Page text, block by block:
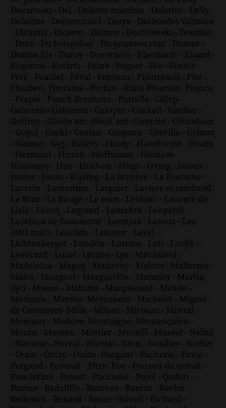
Decarreau - Del - Delarue mardrus - Delattre - Delly-
Delorme - Demercastel - Derys - Desbordes Valmore
- Dickens - Diderot - Dionne - Dostoïevski - Dourliac
- Droz - Du boisgobey - Du gouezou vraz - Dumas -
Dumas fils - Duruy - Duvernois - Eberhardt - Eluard -
Esquiros - Essarts - Fabre - Faguet - Fée - Fénice-
Féré - Feuillet - Féval - Feydeau - Filiatreault - Flat -
Flaubert- Fontaine - Forbin - Alain-Fournier- France
- Frapié - Funck Brentano - Futrelle - G@rp-
Gaboriau- Gaboriau - Galopin - Gaskell - Gautier -
Geffroy - Géode am- Géod´am- Girardin - Giraudoux
- Gogol - Gorki - Gozlan - Gragnon - Gréville - Grimm
- Guimet - Gyp- Halévy - Hardy - Hawthorne - Hearn
- Hermant - Hirsch - Hoffmann - Homère-
Houssaye - Huc - Huchon - Hugo - Irving - Jaloux -
James - Janin - Kipling - La bruyère - La Fontaine -
Lacroix - Lamartine - Larguier - Lavisse et rambaud-
Le Braz - Le Rouge - Le roux - Leblanc - Leconte de
Lisle - Lecoq - Legrand - Lemaître - Leopardi -
Leprince de Beaumont - Lermina - Leroux - Les
1001 nuits- Lesclide - Lesueur - Level -
Lichtenberger - London - Lorrain - Loti - Louÿs -
Lovecraft - Luzel - Lycaon- Lys - Machiavel -
Madeleine - Magog - Maizeroy - Malcor - Mallarmé -
Malot - Mangeot - Margueritte - Marmier - Martin
(qc) - Mason - Maturin - Maupassant - Meade -
Mérimée - Mervez- Meyronein - Michelet - Miguel
de Cervantes- Mille - Milosz - Mirbeau - Mistral -
Moinaux - Molière- Montaigne- Montesquieu-
Moran - Moreau - Mortier - Moselli - Musset - Naïmi
- Navarre - Nerval - Nicolaï - Nion - Noailles - Nodier
- Orain - Orczy - Ouida- Ourgant - Pacherie - Pavie -
Pergaud - Perrault - Pitre- Poe - Ponson du terrail -
Pouchkine - Proust - Pucciano - Pujol - Qaderi -
Racine - Radcliffe - Rameau - Ramuz - Reclus -
Reibrach - Renard - Reuzé - Révoil - Richard -